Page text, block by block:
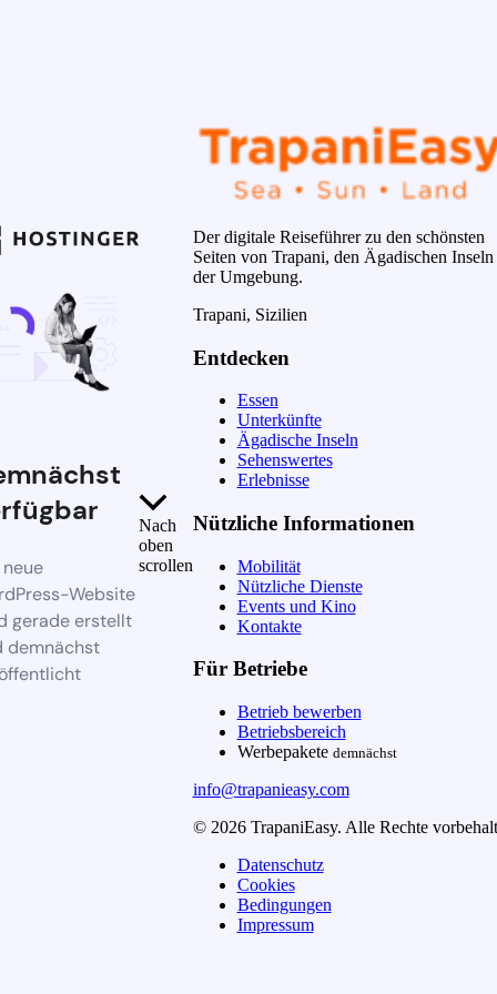
Website
gerade erstellt
demnächst
Nach
oben
scrollen
Der digitale Reiseführer zu den schönsten
Seiten von Trapani, den Ägadischen
der Umgebung.
Trapani, Sizilien
Entdecken
Essen
Unterkünfte
Ägadische Inseln
Sehenswertes
Erlebnisse
Nützliche Informationen
Mobilität
Nützliche Dienste
Events und Kino
Kontakte
Für Betriebe
Betrieb bewerben
Betriebsbereich
Werbepakete demnächst
info@trapanieasy.com
© 2026 TrapaniEasy. Alle Rechte
Datenschutz
Cookies
Bedingungen
Impressum